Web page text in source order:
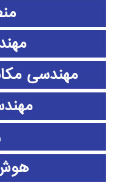
مهندسی